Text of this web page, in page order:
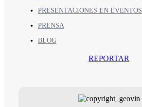
PRESENTACIONES EN EVENTOS
PRENSA
BLOG
REPORTAR